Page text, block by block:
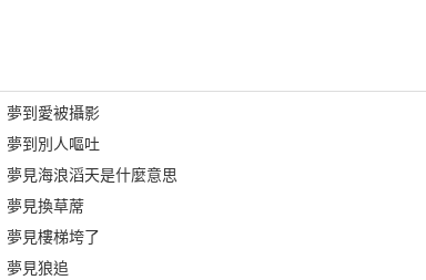
夢到愛被攝影
夢到別人嘔吐
夢見海浪滔天是什麼意思
夢見換草蓆
夢見樓梯垮了
夢見狼追